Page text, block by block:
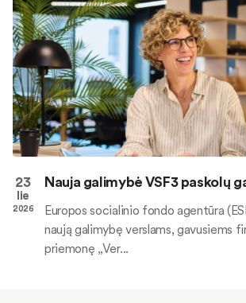
23
lie
2026
Nauja galimybė VSF3 paskolų
Europos socialinio fondo agentūra
naują galimybę verslams, gavusiems
priemonę „Ver...